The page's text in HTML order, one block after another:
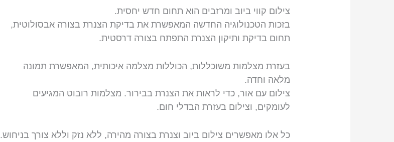
צילום קווי ביוב ומרזבים הוא תחום חדש יחסית.
בזכות הטכנולוגיה החדשה המאפשרת את בדיקת הצנרת בצורה אבסולוטית,
תחום בדיקת ותיקון הצנרת התפתח בצורה דרסטית.
בעזרת מצלמות משוכללות, הכוללות מצלמה איכותית, המאפשרת תמונה
מלאה וחדה.
צילום עם אור, כדי לראות את הצנרת בבירור. מצלמות רובוט המגיעים
לעומקים, וצילום בעזרת הבדלי חום.
כל אלו מאפשרים צילום ביוב וצנרת בצורה מהירה, ללא נזק וללא צורך בניחוש.